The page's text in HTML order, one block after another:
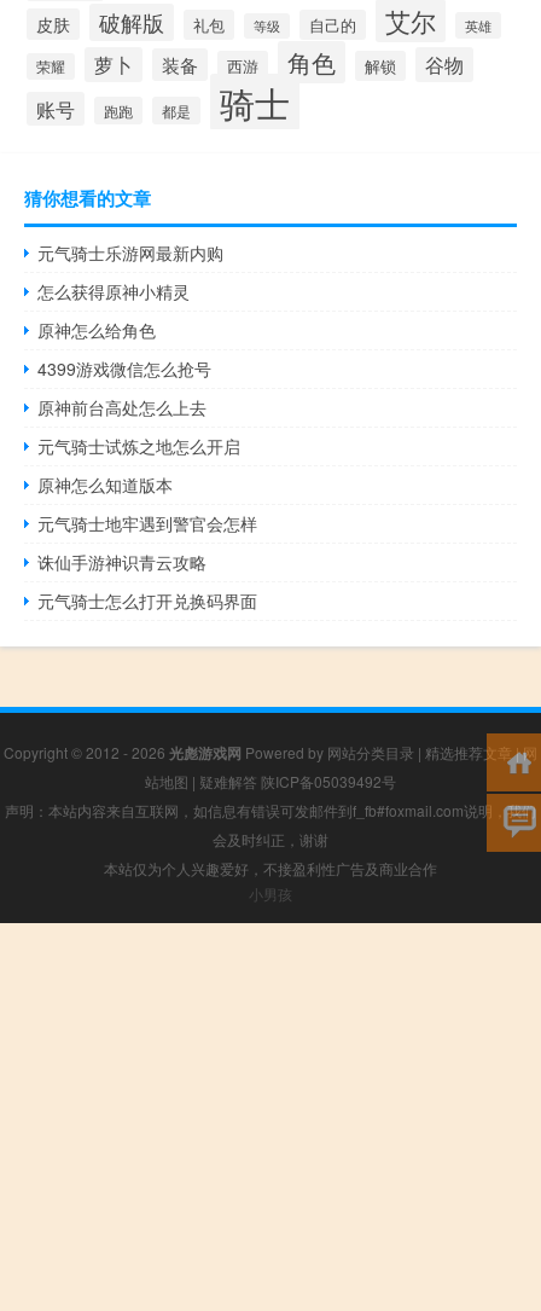
皮肤 破解版 礼包 等级 自己的 艾尔 英雄
荣耀 萝卜 装备 西游 角色 解锁 谷物
账号 跑跑 都是 骑士
猜你想看的文章
元气骑士乐游网最新内购
怎么获得原神小精灵
原神怎么给角色
4399游戏微信怎么抢号
原神前台高处怎么上去
元气骑士试炼之地怎么开启
原神怎么知道版本
元气骑士地牢遇到警官会怎样
诛仙手游神识青云攻略
元气骑士怎么打开兑换码界面
Copyright © 2012 - 2026 光彪游戏网 Powered by 网站分类目录 | 精选推荐文章 |网
站地图 | 疑难解答 陕ICP备05039492号
声明：本站内容来自互联网，如信息有错误可发邮件到f_fb#foxmail.com说明，我们
会及时纠正，谢谢
本站仅为个人兴趣爱好，不接盈利性广告及商业合作
小男孩